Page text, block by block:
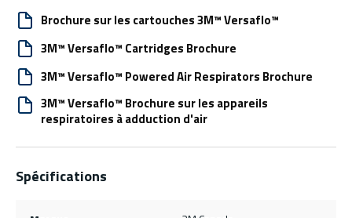
Brochure sur les cartouches 3M™ Versaflo™
3M™ Versaflo™ Cartridges Brochure
3M™ Versaflo™ Powered Air Respirators Brochure
3M™ Versaflo™ Brochure sur les appareils
respiratoires à adduction d'air
Spécifications